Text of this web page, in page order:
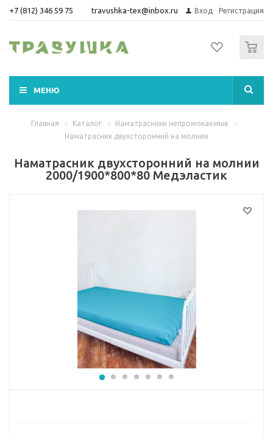
+7 (812) 346 59 75 travushka-tex@inbox.ru Вход Регистрация
МЕНЮ
Главная - Каталог - Наматрасники непромокаемые
-
Наматрасник двухсторонний на молнии
Наматрасник двухсторонний на молнии
2000/1900*800*80 Медэластик